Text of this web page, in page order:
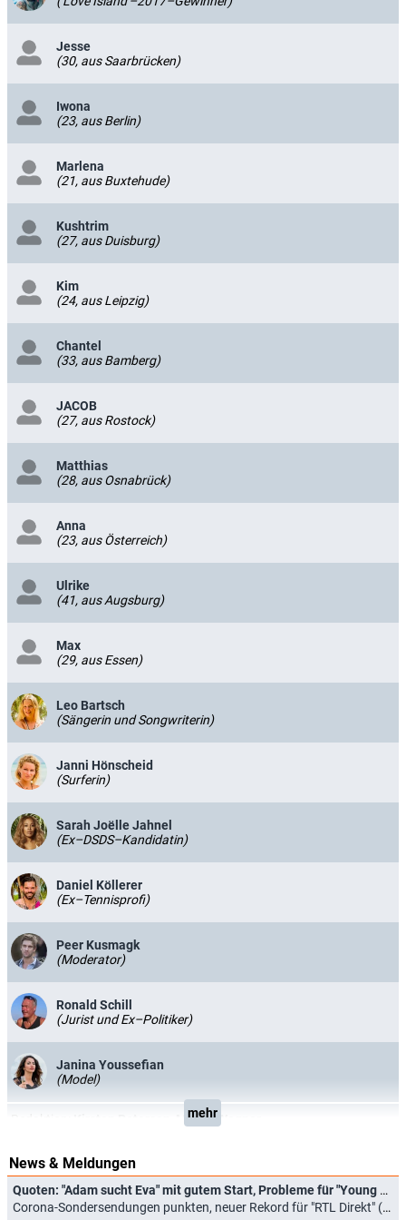
Jesse
(30, aus Saarbrücken)
Iwona
(23, aus Berlin)
Marlena
(21, aus Buxtehude)
Kushtrim
(27, aus Duisburg)
Kim
(24, aus Leipzig)
Chantel
(33, aus Bamberg)
JACOB
(27, aus Rostock)
Matthias
(28, aus Osnabrück)
Anna
(23, aus Österreich)
Ulrike
(41, aus Augsburg)
Max
(29, aus Essen)
Leo Bartsch
(Sängerin und Songwriterin)
Janni Hönscheid
(Surferin)
Sarah Joëlle Jahnel
(Ex–DSDS–Kandidatin)
Daniel Köllerer
(Ex–Tennisprofi)
Peer Kusmagk
(Moderator)
Ronald Schill
(Jurist und Ex–Politiker)
Janina Youssefian
(Model)
Martin Wegner
mehr
News & Meldungen
Quoten: "Adam sucht Eva" mit gutem Start, Probleme für "Young Sheldon" und "Die Simpsons"
Corona-Sondersendungen punkten, neuer Rekord für "RTL Direkt" (16.11.2021)